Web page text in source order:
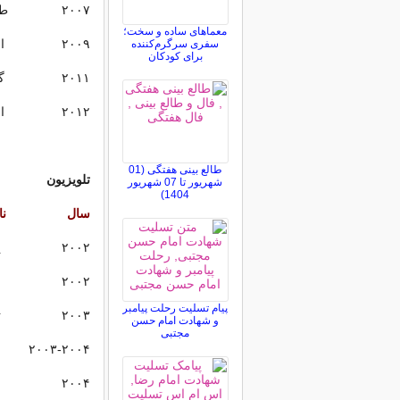
۲۰۰۷ طوفان منتظر است
۲۰۰۹ اسلمین سلمون
۲۰۱۱ گرسروتز
۲۰۱۲ انتقام جویان
تلویزیون
سال
۲۰۰۲ یگان مخصوص
۲۰۰۲ جرمیا
۲۰۰۳ ترو کالین
۲۰۰۳-۲۰۰۴ وریتاس
۲۰۰۴ اسمالویل
معماهای ساده و سخت؛
سفری سرگرم‌کننده
برای کودکان
طالع بینی هفتگی (01
شهریور تا 07 شهریور
1404)
پیام تسلیت رحلت پیامبر
و شهادت امام حسن
مجتبی